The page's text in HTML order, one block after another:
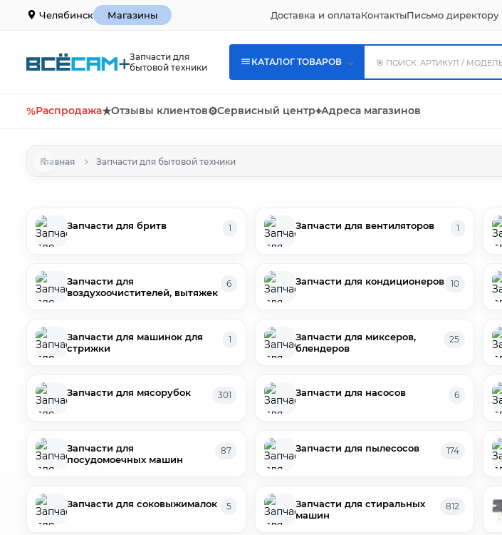
Челябинск Магазины Доставка и оплатаКонтактыПисьмо директору
Запчасти для
бытовой техники
КАТАЛОГ ТОВАРОВ
%Распродажа★Отзывы клиентов⚙Сервисный центр⌖Адреса магазинов
Главная Запчасти для бытовой техники
Запчасти для бритв 1 Запчасти для вентиляторов 1
Запчасти для
воздухоочистителей, вытяжек
6 Запчасти для кондиционеров 10
Запчасти для машинок для
стрижки
1
Запчасти для миксеров,
блендеров
25
Запчасти для мясорубок 301 Запчасти для насосов 6
Запчасти для
посудомоечных машин
87 Запчасти для пылесосов 174
Запчасти для соковыжималок 5
Запчасти для стиральных
машин
812